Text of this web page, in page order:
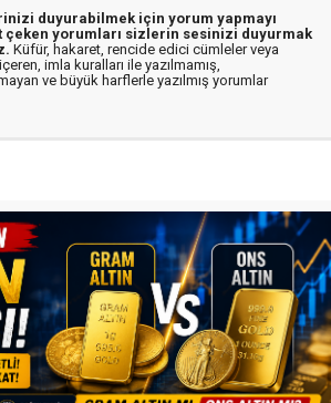
duyurabilmek için yorum yapmayı
çeken yorumları sizlerin sesinizi duyurmak
Küfür, hakaret, rencide edici cümleler veya
imla kuralları ile yazılmamış,
ve büyük harflerle yazılmış yorumlar